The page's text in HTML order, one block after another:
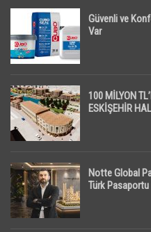
Güvenli ve
Var
100 MİLYON
ESKİŞEHİR
Notte Global
Türk Pasaportu